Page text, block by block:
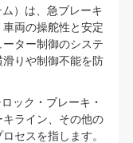
）は、急ブレーキ
両の操舵性と安定
ター制御のシステ
りや制御不能を防
ック・ブレーキ・
ライン、その他の
セスを指します。